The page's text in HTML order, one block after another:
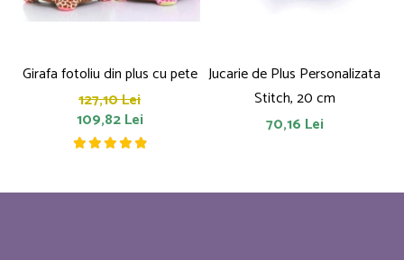
Girafa fotoliu din plus cu pete
127,10 Lei
109,82 Lei
Jucarie de Plus Personalizata
Stitch, 20 cm
70,16 Lei